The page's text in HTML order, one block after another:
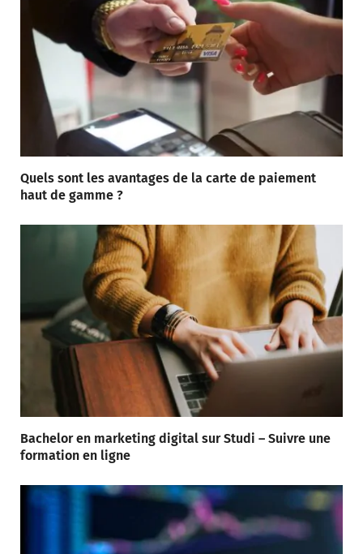
Quels sont les avantages de la carte de paiement
haut de gamme ?
Bachelor en marketing digital sur Studi – Suivre une
formation en ligne